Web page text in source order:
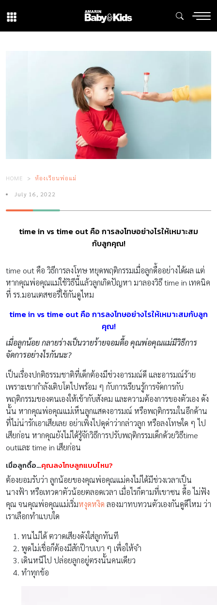
HOME ห้องเรียนพ่อแม่
July 16, 2022
time in vs time out คือ การลงโทษอย่างไรให้เหมาะสม
กับลูกคุณ!
time out คือ วิธีการลงโทษ หยุดพฤติกรรมเมื่อลูกดื้ออย่างได้ผล แต่
หากคุณพ่อคุณแม่ใช้วิธีนี้แล้วลูกเกิดปัญหา มาลองวิธี time in เทคนิค
ที่ รร.มอนเตสซอรี่ใช้กันดูไหม
time in vs time out คือ การลงโทษอย่างไรให้เหมาะสมกับลูก
คุณ!
เมื่อลูกน้อย กลายร่างเป็นวายร้ายจอมดื้อ คุณพ่อคุณแม่มีวิธีการ
จัดการอย่างไรกันนะ?
เป็นเรื่องปกติธรรมชาติที่เด็กต้องมีช่วงอารมณ์ดี และอารมณ์ร้าย
เพราะเขากำลังเติบโตไปพร้อม ๆ กับการเรียนรู้การจัดการกับ
พฤติกรรมของตนเองให้เข้ากับสังคม และความต้องการของตัวเอง ดัง
นั้น หากคุณพ่อคุณแม่เห็นลูกแสดงอารมณ์ หรือพฤติกรรมในอีกด้าน
ที่ไม่น่ารักเอาเสียเลย อย่าเพิ่งไปดุด่าว่ากล่าวลูก หรือลงโทษใด ๆ ไป
เสียก่อน หากคุณยังไม่ได้รู้จักวิธีการปรับพฤติกรรมเด็กด้วยวิธีtime
outและ time in เสียก่อน
เมื่อลูกดื้อ…คุณลงโทษลูกแบบไหน?
ต้องยอมรับว่า ลูกน้อยของคุณพ่อคุณแม่คงไม่ได้มีช่วงเวลาเป็น
นางฟ้า หรือเทวดาตัวน้อยตลอดเวลา เมื่อไรก็ตามที่เขาซน ดื้อ ไม่ฟัง
คุณ จนคุณพ่อคุณแม่เริ่มหงุดหงิด ลองมาทบทวนตัวเองกันดูดีไหม ว่า
เราเลือกทำแบบใด
ทนไม่ได้ ตวาดเสียงดังใส่ลูกทันที
พูดไม่เชื่อก็ต้องมีสักป๊าบเบา ๆ เพื่อให้จำ
เดินหนีไป ปล่อยลูกอยู่ตรงนั้นคนเดียว
ทำทุกข้อ